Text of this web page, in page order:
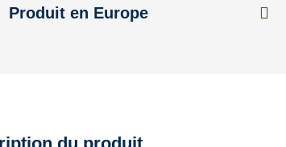
Produit en Europe